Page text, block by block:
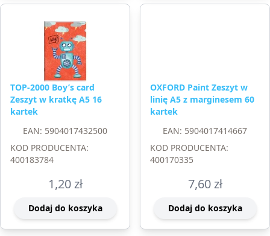
TOP-2000 Boy’s card
Zeszyt w kratkę A5 16
kartek
EAN: 5904017432500
KOD PRODUCENTA:
400183784
1,20zł
Dodaj do koszyka
OXFORD Paint Zeszyt w
linię A5 z marginesem 60
kartek
EAN: 5904017414667
KOD PRODUCENTA:
400170335
7,60zł
Dodaj do koszyka